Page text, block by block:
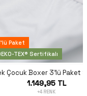
Paket
TEX® Sertifikalı
1.149,95 TL
+4 RENK